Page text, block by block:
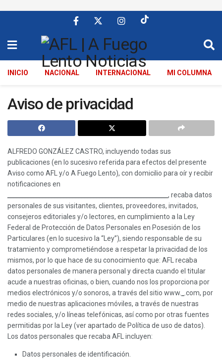
INICIO NACIONAL INTERNACIONAL MI COLUMNA
Aviso de privacidad
ALFREDO GONZÁLEZ CASTRO, incluyendo todas sus
publicaciones (en lo sucesivo referida para efectos del presente
Aviso como AFL y/o A Fuego Lento), con domicilio para oír y recibir
notificaciones en
, recaba datos
personales de sus visitantes, clientes, proveedores, invitados,
consejeros editoriales y/o lectores, en cumplimiento a la Ley
Federal de Protección de Datos Personales en Posesión de los
Particulares (en lo sucesivo la “Ley”), siendo responsable de su
tratamiento y comprometiéndose a respetar la privacidad de los
mismos, por lo que hace de su conocimiento que: AFL recaba
datos personales de manera personal y directa cuando el titular
acude a nuestras oficinas, o bien, cuando nos los proporciona por
medios electrónicos y/o sonoros, a través del sitio www.
.com, por
medio de nuestras aplicaciones móviles, a través de nuestras
redes sociales, y/o líneas telefónicas, así como por otras fuentes
permitidas por la Ley (ver apartado de Política de uso de datos).
Los datos personales que recaba AFL incluyen:
Datos personales de identificación.